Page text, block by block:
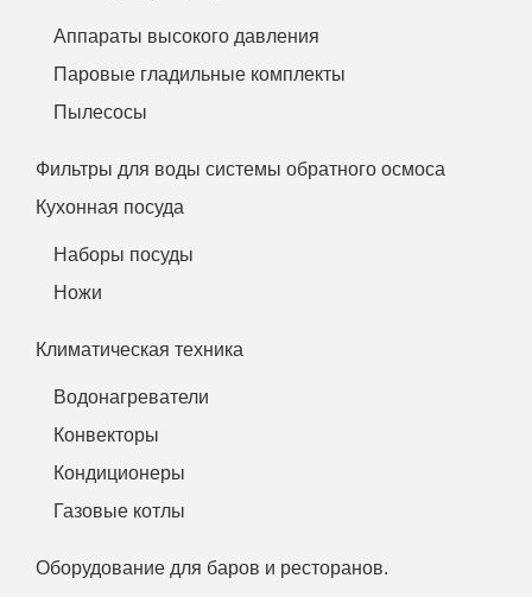
Аппараты высокого давления
Паровые гладильные комплекты
Пылесосы
Фильтры для воды системы обратного осмоса
Кухонная посуда
Наборы посуды
Ножи
Климатическая техника
Водонагреватели
Конвекторы
Кондиционеры
Газовые котлы
Оборудование для баров и ресторанов.